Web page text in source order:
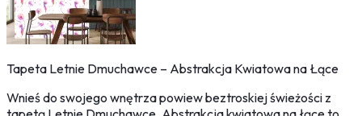
Tapeta Letnie Dmuchawce – Abstrakcja Kwiatowa na Łące
Wnieś do swojego wnętrza powiew beztroskiej świeżości z